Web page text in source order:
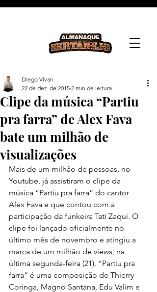
Clipe da música “Partiu
pra farra” de Alex Fava
bate um milhão de
visualizações
Diego Vivan
22 de dez. de 2015 2 min de leitura
Mais de um milhão de pessoas, no
Youtube, já assistiram o clipe da
música “Partiu pra farra” do cantor
Alex Fava e que contou com a
participação da funkeira Tati Zaqui. O
clipe foi lançado oficialmente no
último mês de novembro e atingiu a
marca de um milhão de views, na
última segunda-feira (21). “Partiu pra
farra” é uma composição de Thierry
Coringa, Magno Santana, Edu Valim e